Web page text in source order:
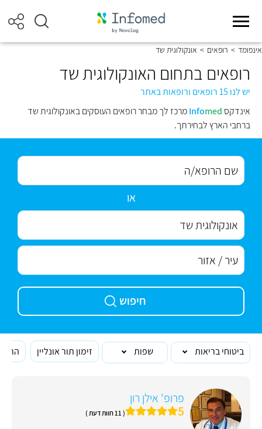
אינפומד > רופאים > אונקולוגית שד
רופאים בתחום האונקולוגית שד
יש לנו 15 רופאים ורופאות באתר
אינדקס
Infomed
מרכז לך מבחר רופאים העוסקים באונקולוגית שד
ברחבי הארץ לבחירתך.
או
חיפוש
ביטוחי בריאות שפות זימון תור אונליין
פרופ' אילן רון
5 ( 11 חוות דעת )